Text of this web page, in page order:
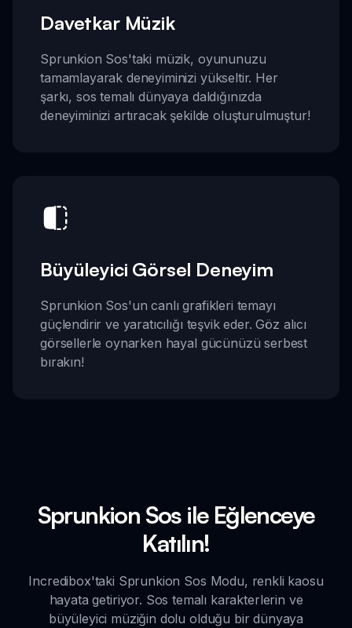
Davetkar Müzik
Sprunkion Sos'taki müzik, oyununuzu
tamamlayarak deneyiminizi yükseltir. Her
şarkı, sos temalı dünyaya daldığınızda
deneyiminizi artıracak şekilde oluşturulmuştur!
Büyüleyici Görsel Deneyim
Sprunkion Sos'un canlı grafikleri temayı
güçlendirir ve yaratıcılığı teşvik eder. Göz alıcı
görsellerle oynarken hayal gücünüzü serbest
bırakın!
Sprunkion Sos ile Eğlenceye
Katılın!
Incredibox'taki Sprunkion Sos Modu, renkli kaosu
hayata getiriyor. Sos temalı karakterlerin ve
büyüleyici müziğin dolu olduğu bir dünyaya